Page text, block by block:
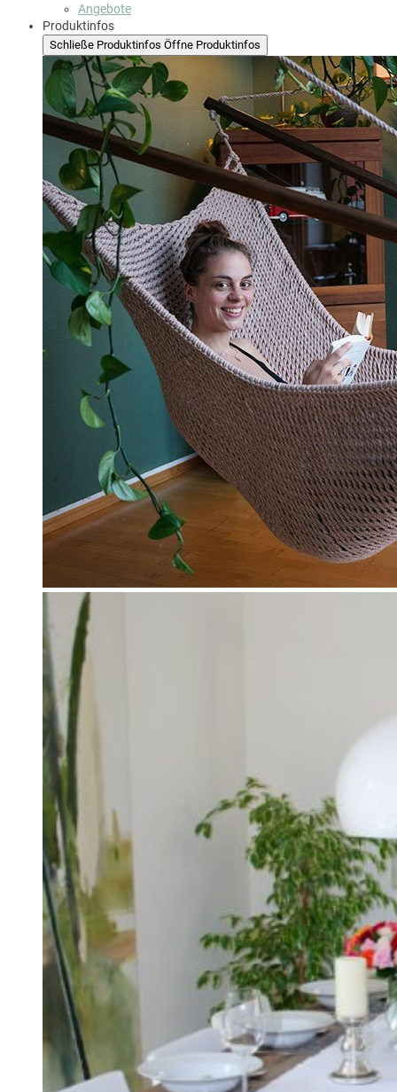
Angebote
Produktinfos
Schließe Produktinfos Öffne Produktinfos